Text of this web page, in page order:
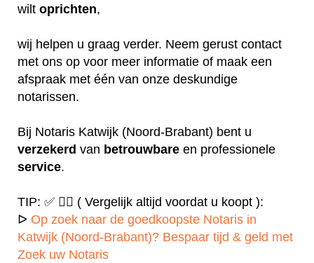
wilt oprichten,
wij helpen u graag verder. Neem gerust contact
met ons op voor meer informatie of maak een
afspraak met één van onze deskundige
notarissen.
Bij Notaris Katwijk (Noord-Brabant) bent u
verzekerd van betrouwbare en professionele
service.
TIP: ✅ ✍🏻 ( Vergelijk altijd voordat u koopt ):
ᐅ Op zoek naar de goedkoopste Notaris in
Katwijk (Noord-Brabant)? Bespaar tijd & geld met
Zoek uw Notaris